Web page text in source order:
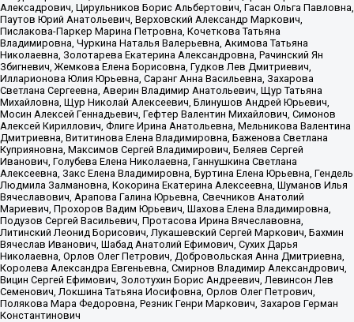
Алексадрович, Цирульников Борис Альбертович, Гасан Ольга Павловна,
Паутов Юрий Анатольевич, Верховский Александр Маркович,
Пислакова-Паркер Марина Петровна, Кочеткова Татьяна
Владимировна, Чуркина Наталья Валерьевна, Акимова Татьяна
Николаевна, Золотарева Екатерина Александровна, Рачинский Ян
Збигневич, Жемкова Елена Борисовна, Гудков Лев Дмитриевич,
Илларионова Юлия Юрьевна, Саранг Анна Васильевна, Захарова
Светлана Сергеевна, Аверин Владимир Анатольевич, Щур Татьяна
Михайловна, Щур Николай Алексеевич, Блинушов Андрей Юрьевич,
Мосин Алексей Геннадьевич, Гефтер Валентин Михайлович, Симонов
Алексей Кириллович, Флиге Ирина Анатольевна, Мельникова Валентина
Дмитриевна, Вититинова Елена Владимировна, Баженова Светлана
Куприяновна, Максимов Сергей Владимирович, Беляев Сергей
Иванович, Голубева Елена Николаевна, Ганнушкина Светлана
Алексеевна, Закс Елена Владимировна, Буртина Елена Юрьевна, Гендель
Людмила Залмановна, Кокорина Екатерина Алексеевна, Шуманов Илья
Вячеславович, Арапова Галина Юрьевна, Свечников Анатолий
Мариевич, Прохоров Вадим Юрьевич, Шахова Елена Владимировна,
Подузов Сергей Васильевич, Протасова Ирина Вячеславовна,
Литинский Леонид Борисович, Лукашевский Сергей Маркович, Бахмин
Вячеслав Иванович, Шабад Анатолий Ефимович, Сухих Дарья
Николаевна, Орлов Олег Петрович, Добровольская Анна Дмитриевна,
Королева Александра Евгеньевна, Смирнов Владимир Александрович,
Вицин Сергей Ефимович, Золотухин Борис Андреевич, Левинсон Лев
Семенович, Локшина Татьяна Иосифовна, Орлов Олег Петрович,
Полякова Мара Федоровна, Резник Генри Маркович, Захаров Герман
Константинович